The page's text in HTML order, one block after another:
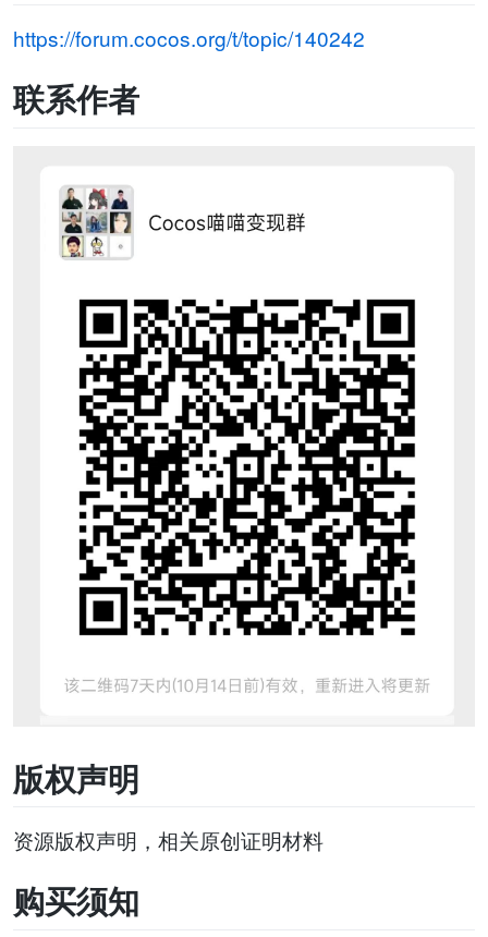
https://forum.cocos.org/t/topic/140242
联系作者
版权声明
资源版权声明，相关原创证明材料
购买须知